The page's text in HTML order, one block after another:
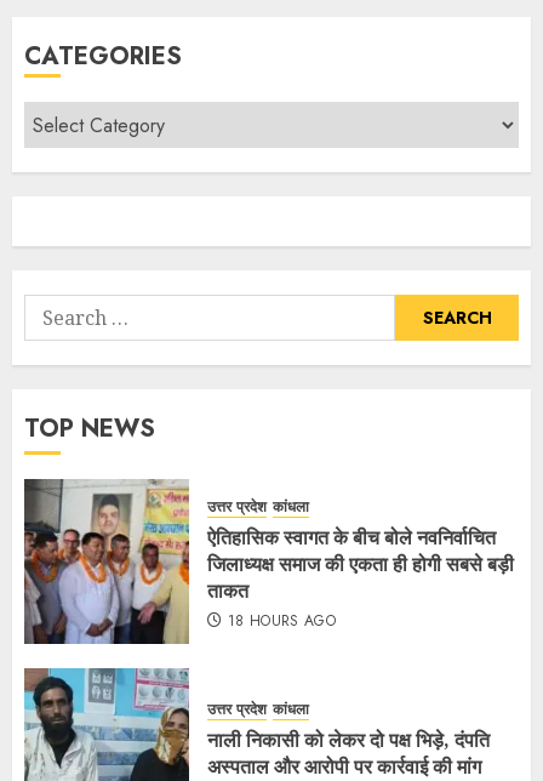
CATEGORIES
TOP NEWS
उत्तर प्रदेश कांधला
ऐतिहासिक स्वागत के बीच बोले नवनिर्वाचित
जिलाध्यक्ष समाज की एकता ही होगी सबसे बड़ी
ताकत
18 HOURS AGO
उत्तर प्रदेश कांधला
नाली निकासी को लेकर दो पक्ष भिड़े, दंपति
अस्पताल और आरोपी पर कार्रवाई की मांग